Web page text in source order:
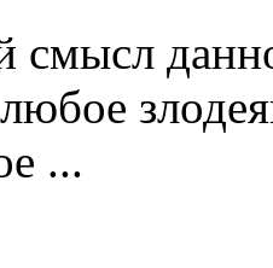
смысл
...